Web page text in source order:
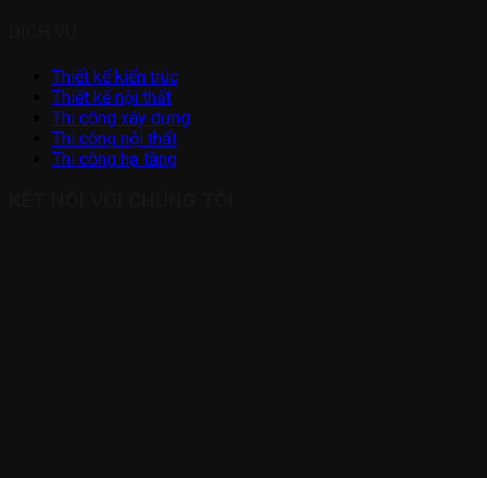
Thiết kế kiến trúc
Thiết kế nội thất
Thi công xây dựng
Thi công nội thất
Thi công hạ tầng